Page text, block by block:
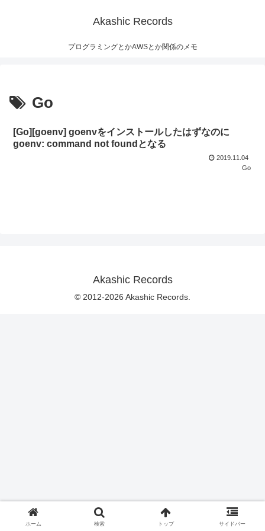
Akashic Records
プログラミングとかAWSとか関係のメモ
Go
[Go][goenv] goenvをインストールしたはずなのに
goenv: command not foundとなる
2019.11.04
Go
Akashic Records
© 2012-2026 Akashic Records.
ホーム 検索 トップ サイドバー